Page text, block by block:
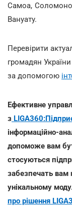
Самоа,
Вануату.
Перевірити
громадян
за допомогою
Ефективне
з
інформаційно-
допоможе вам
стосуються
забезпечать вам
унікальному
про рішення